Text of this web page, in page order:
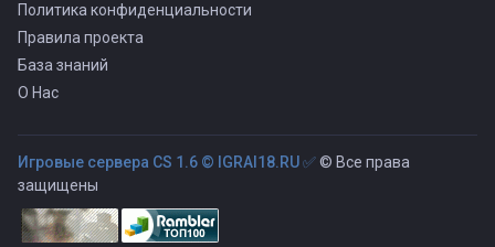
Политика конфиденциальности
Правила проекта
База знаний
О Нас
Игровые сервера CS 1.6 © IGRAI18.RU ✅© Все права
защищены